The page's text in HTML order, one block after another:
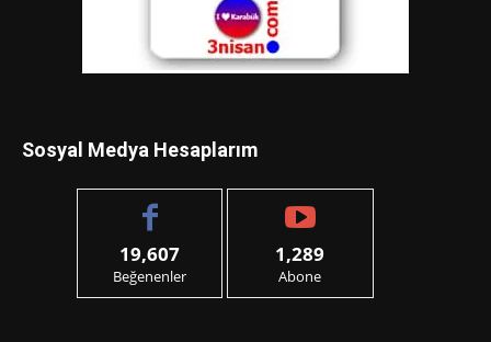
Sosyal Medya Hesaplarım
19,607
Beğenenler
1,289
Abone